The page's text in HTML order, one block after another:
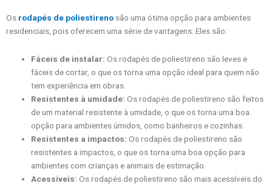
Os rodapés de poliestireno são uma ótima opção para ambientes
residenciais, pois oferecem uma série de vantagens. Eles são:
Fáceis de instalar: Os rodapés de poliestireno são leves e
fáceis de cortar, o que os torna uma opção ideal para quem não
tem experiência em obras.
Resistentes à umidade: Os rodapés de poliestireno são feitos
de um material resistente à umidade, o que os torna uma boa
opção para ambientes úmidos, como banheiros e cozinhas.
Resistentes a impactos: Os rodapés de poliestireno são
resistentes a impactos, o que os torna uma boa opção para
ambientes com crianças e animais de estimação.
Acessíveis: Os rodapés de poliestireno são mais acessíveis do